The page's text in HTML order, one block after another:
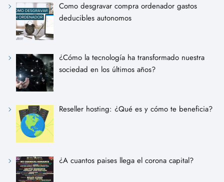
Como desgravar compra ordenador gastos
deducibles autonomos
¿Cómo la tecnología ha transformado nuestra
sociedad en los últimos años?
Reseller hosting: ¿Qué es y cómo te beneficia?
¿A cuantos paises llega el corona capital?